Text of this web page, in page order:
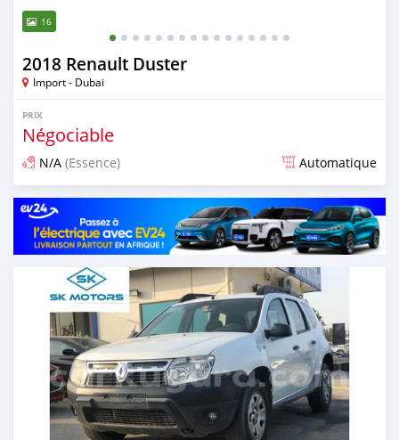
16
2018 Renault Duster
Import - Dubai
PRIX
Négociable
N/A (Essence) Automatique
Publié il y a presque 6 ans